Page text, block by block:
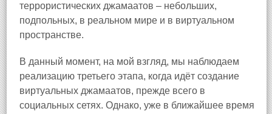
террористических джамаатов – небольших,
подпольных, в реальном мире и в виртуальном
пространстве.
В данный момент, на мой взгляд, мы наблюдаем
реализацию третьего этапа, когда идёт создание
виртуальных джамаатов, прежде всего в
социальных сетях. Однако, уже в ближайшее время